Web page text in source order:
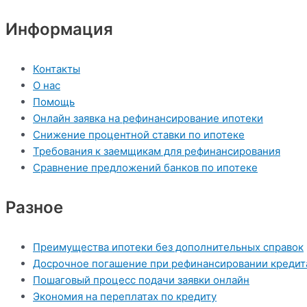
Информация
Контакты
О нас
Помощь
Онлайн заявка на рефинансирование ипотеки
Снижение процентной ставки по ипотеке
Требования к заемщикам для рефинансирования
Сравнение предложений банков по ипотеке
Разное
Преимущества ипотеки без дополнительных справок
Досрочное погашение при рефинансировании
Пошаговый процесс подачи заявки онлайн
Экономия на переплатах по кредиту